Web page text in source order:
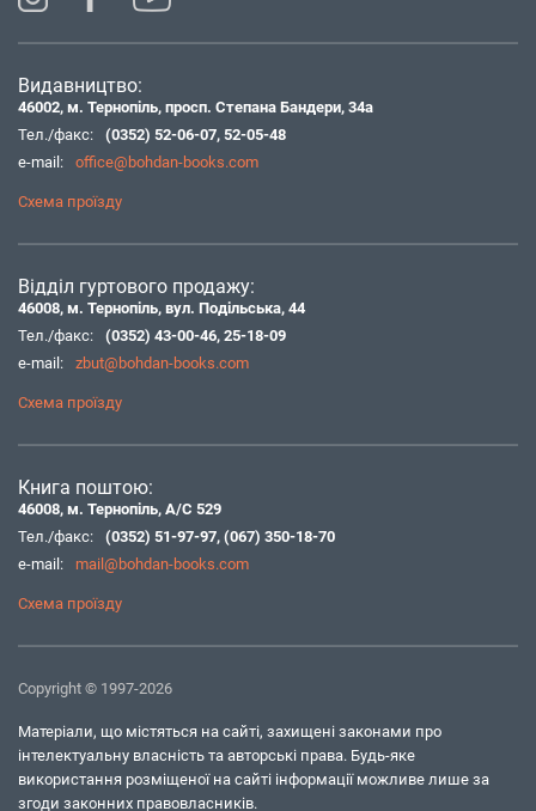
Видавництво:
46002, м. Тернопіль, просп. Степана Бандери, 34а
Тел./факс:
(0352) 52-06-07, 52-05-48
e-mail:
office@bohdan-books.com
Схема проїзду
Відділ гуртового продажу:
46008, м. Тернопіль, вул. Подільська, 44
Тел./факс:
(0352) 43-00-46, 25-18-09
e-mail:
zbut@bohdan-books.com
Схема проїзду
Книга поштою:
46008, м. Тернопіль, А/С 529
Тел./факс:
(0352) 51-97-97, (067) 350-18-70
e-mail:
mail@bohdan-books.com
Схема проїзду
Copyright © 1997-2026
Матеріали, що містяться на сайті, захищені законами про
інтелектуальну власність та авторські права. Будь-яке
використання розміщеної на сайті інформації можливе лише за
згоди законних правовласників.